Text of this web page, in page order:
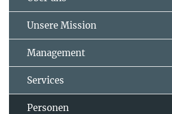
Unsere Mission
Management
Services
Personen